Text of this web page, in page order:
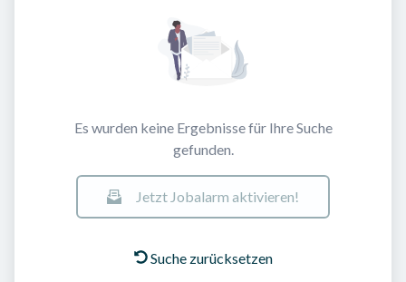
Es wurden keine Ergebnisse für Ihre Suche
gefunden.
Jetzt Jobalarm aktivieren!
Suche zurücksetzen